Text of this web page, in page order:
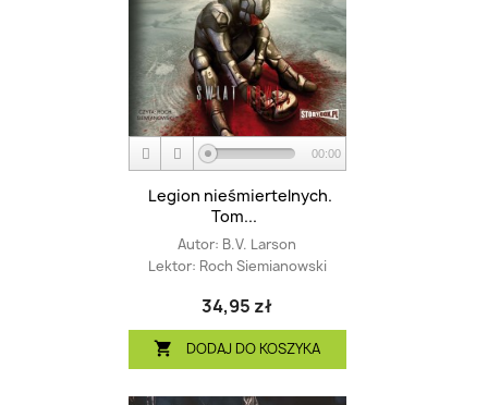
00:00
Legion nieśmiertelnych.
Tom...
Autor: B.V. Larson
Lektor: Roch Siemianowski
34,95 zł
 DODAJ DO KOSZYKA